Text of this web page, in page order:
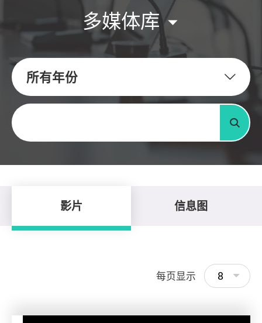
多媒体库
所有年份
关键字
搜寻
影片 信息图
每页显示 8